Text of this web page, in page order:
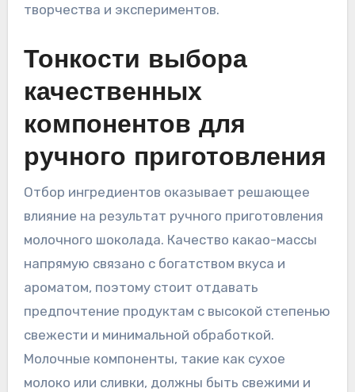
творчества и экспериментов.
Тонкости выбора
качественных
компонентов для
ручного приготовления
Отбор ингредиентов оказывает решающее
влияние на результат ручного приготовления
молочного шоколада. Качество какао-массы
напрямую связано с богатством вкуса и
ароматом, поэтому стоит отдавать
предпочтение продуктам с высокой степенью
свежести и минимальной обработкой.
Молочные компоненты, такие как сухое
молоко или сливки, должны быть свежими и